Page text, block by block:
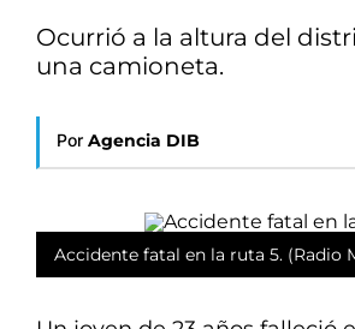
Ocurrió a la altura del
una camioneta.
Por Agencia DIB
Accidente fatal en la ruta 5. (Radio